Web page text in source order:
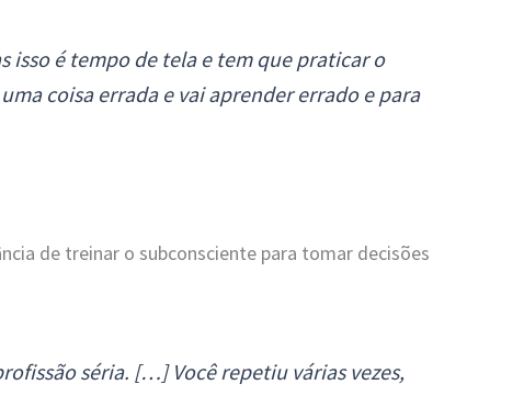
isso é tempo de tela e tem que praticar o
coisa errada e vai aprender errado e para
de treinar o subconsciente para tomar decisões
séria. […] Você repetiu várias vezes,